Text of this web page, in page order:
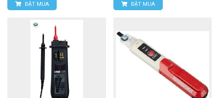
ĐẶT MUA ĐẶT MUA